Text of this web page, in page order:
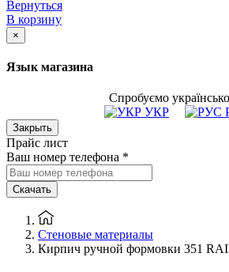
Вернуться
В корзину
×
Язык магазина
Спробуємо
УКР
Закрыть
Прайс лист
Ваш номер телефона *
Скачать
Стеновые материалы
Кирпич ручной формовки 351